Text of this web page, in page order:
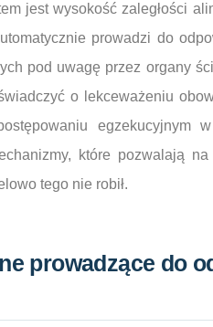
jest wysokość zaległości
prowadzi do
pod uwagę przez organy
o lekceważeniu
egzekucyjnym
które pozwalają
tego nie robił.
prowadzące do